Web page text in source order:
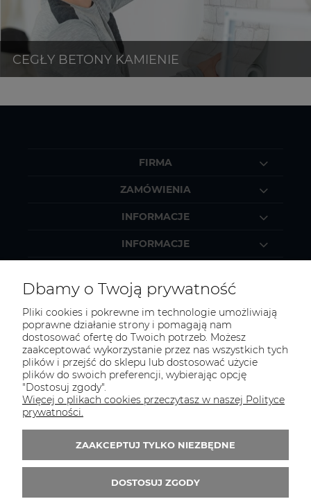
FIRMA
ZAMÓWIENIA
INFORMACJE
INFORMACJE
KONTAKT
Zapraszamy do kontaktu:
telefonicznie od 11:00 do 16:00
lub
Tel.:
52 344 48 53
E-mail:sklep@studiotapet.pl
Dbamy o Twoją prywatność
Pliki cookies i pokrewne im technologie umożliwiają
poprawne działanie strony i pomagają nam
dostosować ofertę do Twoich potrzeb. Możesz
zaakceptować wykorzystanie przez nas wszystkich tych
plików i przejść do sklepu lub dostosować użycie
plików do swoich preferencji, wybierając opcję
"Dostosuj zgody".
Więcej o plikach cookies przeczytasz w naszej Polityce
prywatności.
ZAAKCEPTUJ TYLKO NIEZBĘDNE
DOSTOSUJ ZGODY